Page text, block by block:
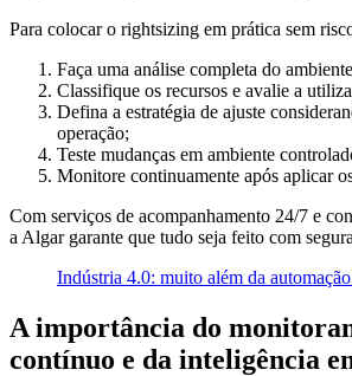
Para colocar o rightsizing em prática sem
Faça uma análise completa do
Classifique os recursos e avalie a
Defina a estratégia de ajuste
operação;
Teste mudanças em ambiente
Monitore continuamente após aplicar
Com serviços de acompanhamento 24/7 e
a Algar garante que tudo seja feito com
Indústria 4.0: muito além da
A importância do
contínuo e da inteligência